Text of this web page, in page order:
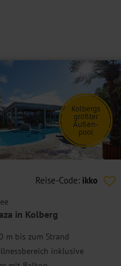
Kolbergs
größter
Außen-
pool
Reise-Code: ikko
in Kolberg
m bis zum Strand
inklusive